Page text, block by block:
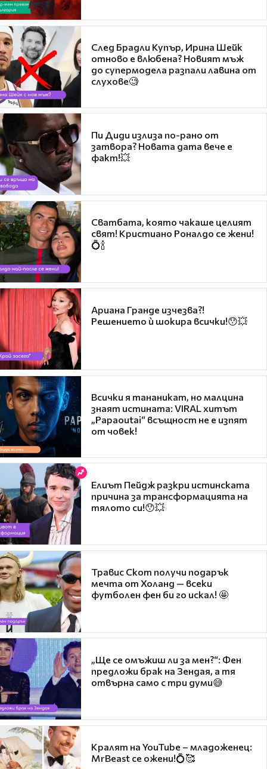
След Брадли Купър, Ирина Шейк
отново е влюбена? Новият мъж
до супермодела разпали лавина от
слухове🧐
Пи Диди излиза по-рано от
затвора? Новата дата вече е
факт!💥
Сватбата, която чакаше целият
свят! Кристиано Роналдо се жени!
💍🍾
Ариана Гранде изчезва?!
Решението ѝ шокира всички!😯💥
Всички я тананикат, но малцина
знаят истината: VIRAL хитът
„Papaoutai“ всъщност не е изпят
от човек!
Елиът Пейдж разкри истинската
причина за трансформацията на
тялото си!😯💥
Травис Скот получи подарък
мечта от Холанд — всеки
футболен фен би го искал! 🤩
„Ще се омъжиш ли за мен?“: Фен
предложи брак на Зендая, а тя
отвърна само с три думи😅
Кралят на YouTube – младоженец:
MrBeast се ожени!💍🥰